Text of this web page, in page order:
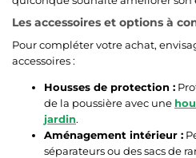
Les accessoires et options à
Pour compléter votre achat,
accessoires :
Housses de protection :
de la poussière avec une
jardin.
Aménagement intérieur :
séparateurs ou des sacs de